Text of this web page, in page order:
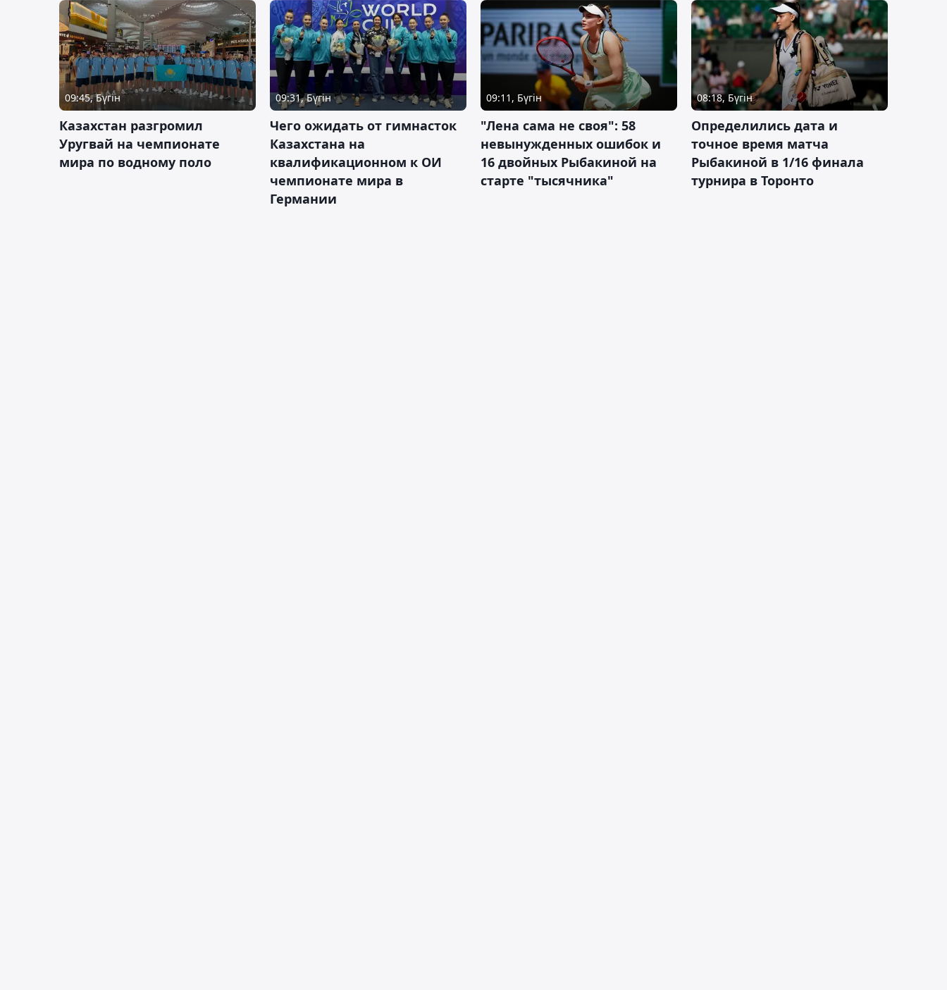
09:45, Бүгін
Казахстан разгромил
Уругвай на чемпионате
мира по водному поло
09:31, Бүгін
Чего ожидать от гимнасток
Казахстана на
квалификационном к ОИ
чемпионате мира в
Германии
09:11, Бүгін
"Лена сама не своя": 58
невынужденных ошибок и
16 двойных Рыбакиной на
старте "тысячника"
08:18, Бүгін
Определились дата и
точное время матча
Рыбакиной в 1/16 финала
турнира в Торонто